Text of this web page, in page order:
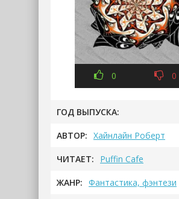
0 0
ГОД ВЫПУСКА:
АВТОР: Хайнлайн Роберт
ЧИТАЕТ: Puffin Cafe
ЖАНР: Фантастика, фэнтези